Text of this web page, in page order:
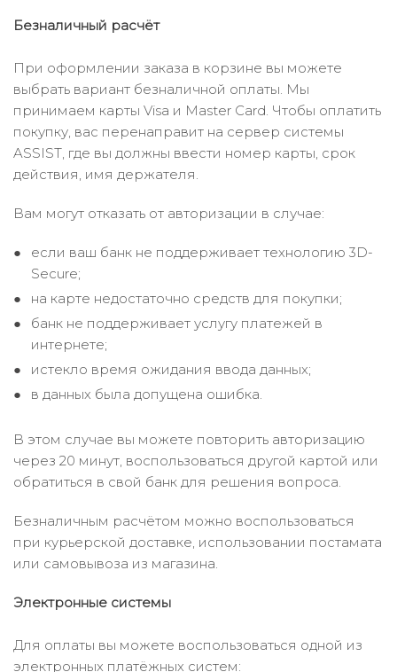
Безналичный расчёт
При оформлении заказа в корзине вы можете
выбрать вариант безналичной оплаты. Мы
принимаем карты Visa и Master Card. Чтобы оплатить
покупку, вас перенаправит на сервер системы
ASSIST, где вы должны ввести номер карты, срок
действия, имя держателя.
Вам могут отказать от авторизации в случае:
если ваш банк не поддерживает технологию 3D-
Secure;
на карте недостаточно средств для покупки;
банк не поддерживает услугу платежей в
интернете;
истекло время ожидания ввода данных;
в данных была допущена ошибка.
В этом случае вы можете повторить авторизацию
через 20 минут, воспользоваться другой картой или
обратиться в свой банк для решения вопроса.
Безналичным расчётом можно воспользоваться
при курьерской доставке, использовании постамата
или самовывоза из магазина.
Электронные системы
Для оплаты вы можете воспользоваться одной из
электронных платёжных систем: